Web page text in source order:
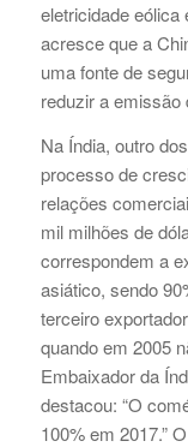
eletricidade eólica
acresce que a
uma fonte de
reduzir a emissão
Na Índia, outro
processo de
relações
mil milhões de
correspondem a
asiático, sendo
terceiro
quando em 2005
Embaixador da
destacou: “O
100% em 2017.”